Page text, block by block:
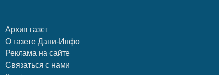
Архив газет
О газете Дани-Инфо
Реклама на сайте
Связаться с нами